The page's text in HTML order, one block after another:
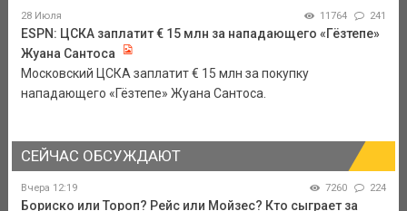
28 Июля 11764 241
ESPN: ЦСКА заплатит € 15 млн за нападающего «Гёзтепе»
Жуана Сантоса
Московский ЦСКА заплатит € 15 млн за покупку
нападающего «Гёзтепе» Жуана Сантоса.
СЕЙЧАС ОБСУЖДАЮТ
Вчера 12:19 7260 224
Бориско или Тороп? Рейс или Мойзес? Кто сыграет за